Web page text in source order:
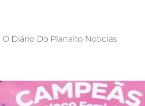
O Diário Do Planalto Noticias